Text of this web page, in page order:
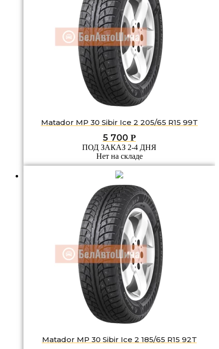
Matador MP 30 Sibir Ice 2 205/65 R15 99T
5 700 Р
ПОД ЗАКАЗ 2-4 ДНЯ
Нет на складе
Matador MP 30 Sibir Ice 2 185/65 R15 92T